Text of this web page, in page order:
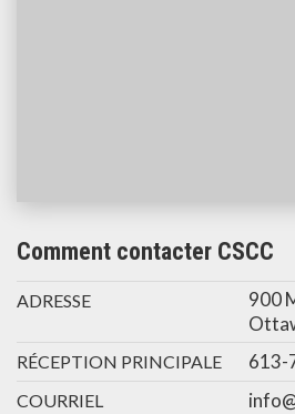
Comment contacter CSCC
ADRESSE
900
RÉCEPTION PRINCIPALE 613-
COURRIEL